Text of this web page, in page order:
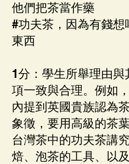
他們把茶當作藥
#功夫茶，因為有錢想
東西
1分：學生所舉理由與
項一致與合理。例如
內提到英國貴族認為
象徵，要用高級的茶葉
台灣茶中的功夫茶講
焙、泡茶的工具、以